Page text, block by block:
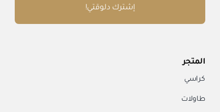
إشترك دلوقتي!
المتجر
كراسي
طاولات